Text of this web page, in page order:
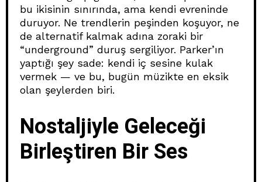
bu ikisinin sınırında, ama kendi evreninde
duruyor. Ne trendlerin peşinden koşuyor, ne
de alternatif kalmak adına zoraki bir
“underground” duruş sergiliyor. Parker’ın
yaptığı şey sade: kendi iç sesine kulak
vermek — ve bu, bugün müzikte en eksik
olan şeylerden biri.
Nostaljiyle Geleceği
Birleştiren Bir Ses